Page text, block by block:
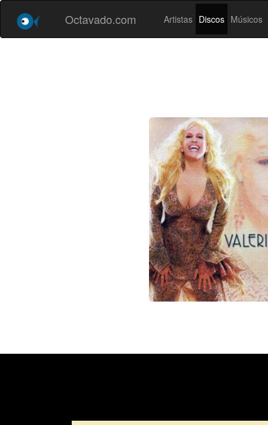
Octavado.com Artistas Discos Músicos